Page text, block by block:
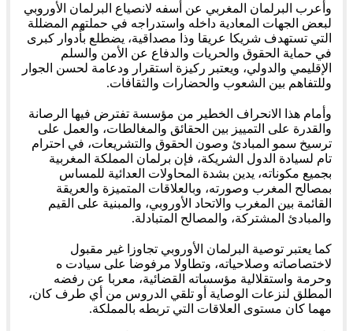
وأعرب البرلمان المغربي عن أسفه لانصياع البرلمان الأوروبي
لبعض الجهات المعادية داخله واستدراجه في حملتهم المضللة
التي تستهدف شريكا عريقا وذا مصداقية، يضطلع بأدوار كبرى
في حماية الحقوق والحريات والدفاع عن الأمن والسلم
الإقليمي والدولي، ويعتبر ركيزة استقرار ودعامة لحسن الجوار
وللتفاهم بين الشعوب والحضارات والثقافات.
وأمام هذا الانحراف الخطير من مؤسسة تفترض فيها الرصانة
والقدرة على التمييز بين الحقائق والمغالطات، والعمل على
ترسيخ سمو المبادئ وصون الحقوق والتشريعات، في احترام
تام لسيادة الدول الشريكة، فإن برلمان المملكة المغربية
بجميع مكوناته، يدين بشدة المحاولات العدائية للمساس
بمصالح المغرب وصورته، وبالعلاقات المتميزة والعريقة
القائمة بين المغرب والاتحاد الأوروبي، والمبنية على القيم
والمبادئ المشتركة، والمصالح المتبادلة.
كما يعتبر توصية البرلمان الأوروبي تجاوزا غير مقبول
لاختصاصاته وصلاحياته، وتطاولا مرفوضا على سيادت ه
وحرمة واستقلالية مؤسساته القضائية، معربا عن رفضه
المطلق لنزعات الوصاية أو تلقي الدروس من أي طرف كان،
مهما كان مستوى العلاقات التي تربطه بالمملكة.